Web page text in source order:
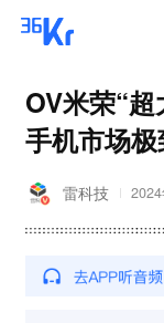
OV米荣“
手机市场
雷科技